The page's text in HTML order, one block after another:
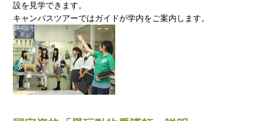
設を見学できます。
キャンパスツアーではガイドが学内をご案内します。